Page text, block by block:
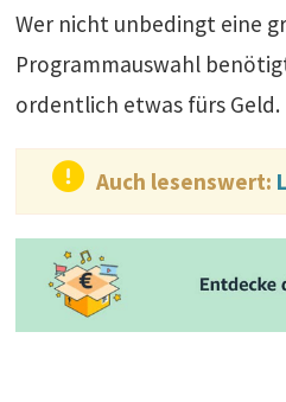
Wer nicht unbedingt eine
Programmauswahl
ordentlich etwas fürs Geld.
Auch lesenswert: